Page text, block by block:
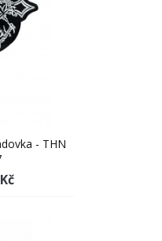
- THN